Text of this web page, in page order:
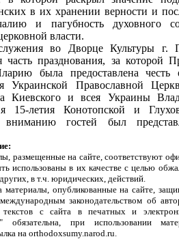
в их хранении верности и
и пагубность духовного
власти.
во Дворце Культуры г.
часть празднования, за которой
была предоставлена честь
Украинской Православной
Киевского и всея Украины
15-летия Конотопской и
вниманию гостей был
размещенные на сайте, соответствуют
использованы в их качестве с целью
в т.ч. юридических, действий.
материалы, опубликованные на сайте,
законодательством об
текстов с сайта в печатных и
обязательна, при использовании
на orthodoxsumy.narod.ru.